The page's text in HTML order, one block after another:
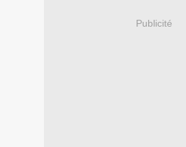
Publicité